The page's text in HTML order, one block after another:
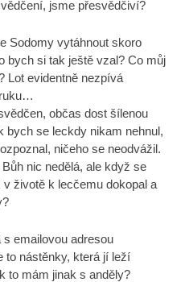
jsme přesvědčiví?
Sodomy vytáhnout skoro
bych si tak ještě vzal? Co můj
Lot evidentně nezpívá
občas dost šílenou
bych se leckdy nikam nehnul,
ničeho se neodvážil.
nic nedělá, ale když se
životě k lecčemu dokopal a
emailovou adresou
to nástěnky, která jí leží
to mám jinak s anděly?